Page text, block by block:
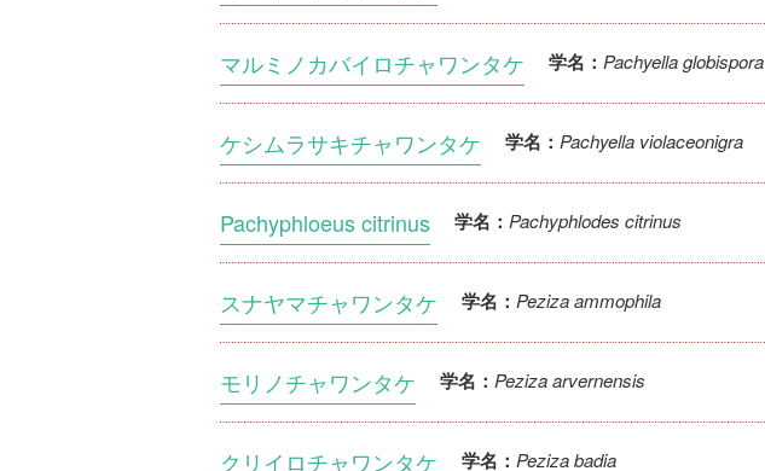
マルミノカバイロチャワンタケ 学名： Pachyella globispora
ケシムラサキチャワンタケ 学名： Pachyella violaceonigra
Pachyphloeus citrinus 学名： Pachyphlodes citrinus
スナヤマチャワンタケ 学名： Peziza ammophila
モリノチャワンタケ 学名： Peziza arvernensis
クリイロチャワンタケ 学名： Peziza badia